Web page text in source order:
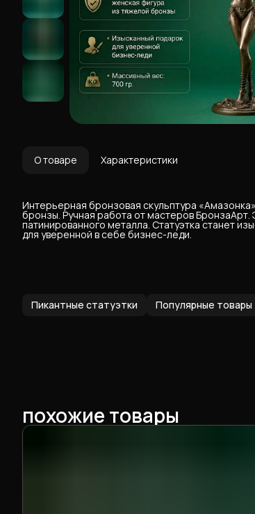
О товаре Характеристики
Интерьерная бронзовая скульптура
бронзы. Ручная работа от мастеров
патинированного металла. Статуэтка станет
для уверенной в себе бизнес-леди.
Пикантные статуэтки Популярные товары
похожие товары